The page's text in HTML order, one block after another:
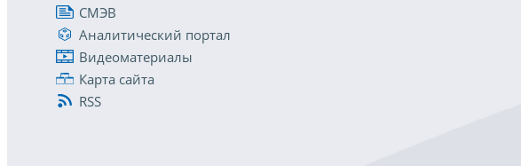
СМЭВ
Аналитический портал
Видеоматериалы
Карта сайта
RSS